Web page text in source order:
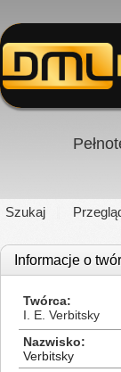
Szukaj
Informacje o
Twórca
I. E. Verbitsky
Nazwisko
Verbitsky